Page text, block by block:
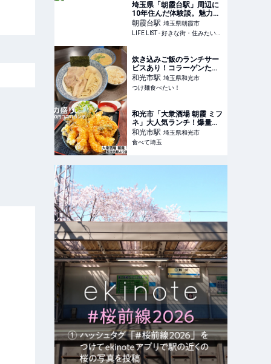
埼玉県「朝霞台駅」周辺に
10年住んだ体験談。魅力と
実際の住みやすさを紹介 -
LIFE LIST - 好きな街・住み
たい街・私の街
朝霞台駅 埼玉県朝霞市
LIFE LIST - 好きな街・住みたい街・私の街
炊き込みご飯のランチサー
ビスあり！コラーゲンたっ
ぷりの濃厚鶏白湯つけ麺
【麺屋 樹真/和光市】|つけ
麺食べたい！
和光市駅 埼玉県和光市
つけ麺食べたい！
和光市「大衆酒場 朝霞 ミフ
ネ」大人気ランチ！爆量で
1000円のデカ盛り天丼定食
和光市駅 埼玉県和光市
食べて埼玉